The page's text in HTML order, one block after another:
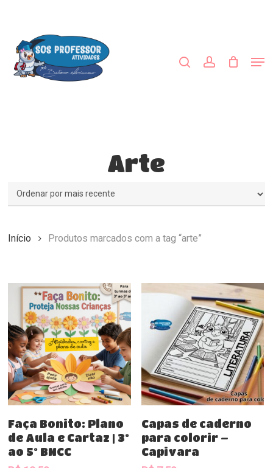
content
Arte
Início Produtos marcados com a tag “arte”
Comprar
Faça Bonito: Plano
de Aula e Cartaz | 3º
ao 5º BNCC
Comprar
Capas de caderno
para colorir –
Capivara